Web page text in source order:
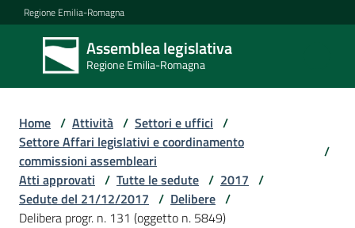
Vai al contenuto
Vai alla navigazione
Vai al footer
Regione Emilia-Romagna
Assemblea legislativa
Regione Emilia-Romagna
Assemblea
legislativa
Regione Emilia-
Assemblea
Home / Attività / Settori e uffici /
Settore Affari legislativi e coordinamento
commissioni assembleari
/
Atti approvati / Tutte le sedute / 2017 /
Sedute del 21/12/2017 / Delibere /
Delibera progr. n. 131 (oggetto n. 5849)